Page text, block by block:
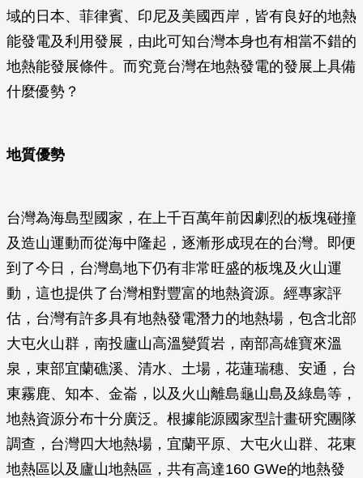
域的日本、菲律賓、印尼及美國西岸，皆有良好的地熱
能發電及利用發展，由此可知台灣本身也有相當不錯的
地熱能發展條件。而究竟台灣在地熱發電的發展上具備
什麼優勢？
地質優勢
台灣為海島型國家，在上千百萬年前因劇烈的板塊碰撞
及造山運動而從海中隆起，逐漸形成現在的台灣。即便
到了今日，台灣島地下仍有非常旺盛的板塊及火山運
動，這也提供了台灣相對豐富的地熱資源。經專家評
估，台灣有許多具有地熱發電潛力的地熱場，包含北部
大屯火山群，南投廬山高溫變質岩，南部高雄寶來溫
泉，東部宜蘭礁溪、清水、土場，花蓮瑞穗、安通，台
東霧鹿、知本、金崙，以及火山離島龜山島及綠島等，
地熱資源分布十分廣泛。根據能源國家型計畫研究團隊
調查，台灣四大地熱場，宜蘭平原、大屯火山群、花東
地熱區以及廬山地熱區，共有高達160 GWe的地熱發